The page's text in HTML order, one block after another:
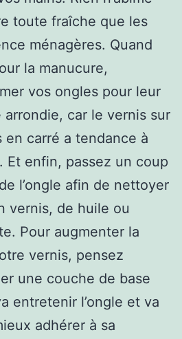
toute fraîche que les
ménagères. Quand
la manucure,
vos ongles pour leur
car le vernis sur
en carré a tendance à
Et enfin, passez un coup
l’ongle afin de nettoyer
vernis, de huile ou
Pour augmenter la
vernis, pensez
une couche de base
entretenir l’ongle et va
adhérer à sa